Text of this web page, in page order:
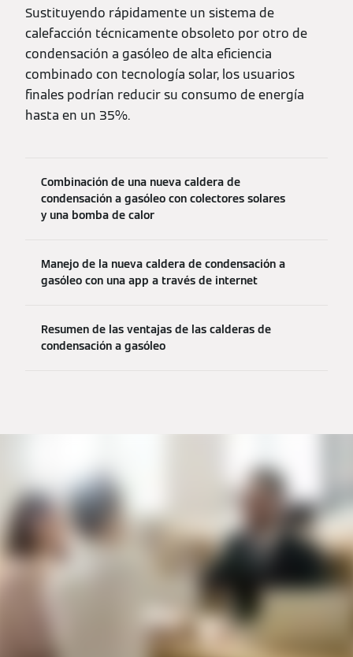
Sustituyendo rápidamente un sistema de
calefacción técnicamente obsoleto por otro de
condensación a gasóleo de alta eficiencia
combinado con tecnología solar, los usuarios
finales podrían reducir su consumo de energía
hasta en un 35%.
Combinación de una nueva caldera de
condensación a gasóleo con colectores solares
y una bomba de calor
Manejo de la nueva caldera de condensación a
gasóleo con una app a través de internet
Resumen de las ventajas de las calderas de
condensación a gasóleo